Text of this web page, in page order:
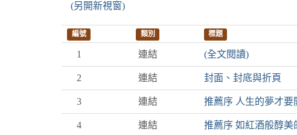
(另開新視窗)
編號 類別 標題
1 連結 (全文閱讀)
2 連結 封面、封底與折頁
3 連結 推薦序 人生的夢才要
4 連結 推薦序 如紅酒般醇美